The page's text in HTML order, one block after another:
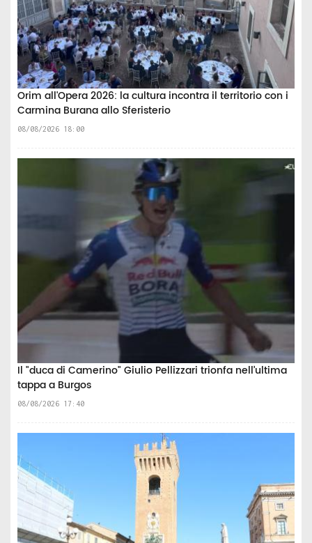
Orim all'Opera 2026: la cultura incontra il territorio con i
Carmina Burana allo Sferisterio
08/08/2026 18:00
Il "duca di Camerino" Giulio Pellizzari trionfa nell’ultima
tappa a Burgos
08/08/2026 17:40